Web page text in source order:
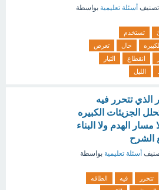
أسئلة تعليمية بواسطة
تستخدم
حال
تعرض
انقطاع
التيار
الليل
الذي تتحرر فيه
الجزيئات الكبيره
مسار الهدم ولا البناء
الشرح
أسئلة تعليمية بواسطة
تتحرر فيه
الطاقه